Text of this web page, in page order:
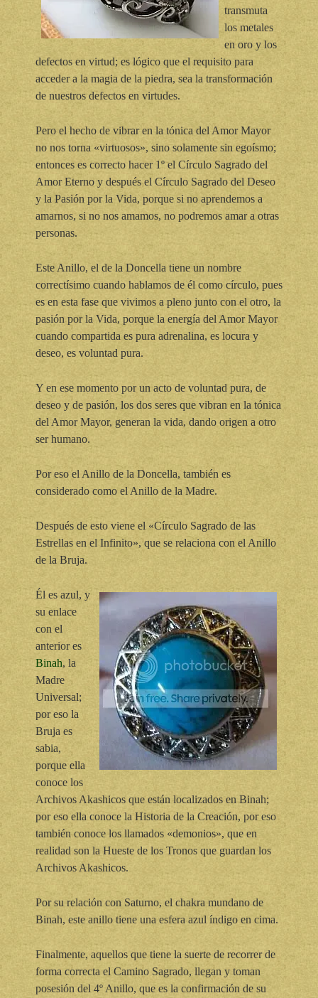
transmuta
los metales
en oro y los
defectos en virtud; es lógico que el requisito para
acceder a la magia de la piedra, sea la transformación
de nuestros defectos en virtudes.
Pero el hecho de vibrar en la tónica del Amor Mayor
no nos torna «virtuosos», sino solamente sin egoísmo;
entonces es correcto hacer 1º el Círculo Sagrado del
Amor Eterno y después el Círculo Sagrado del Deseo
y la Pasión por la Vida, porque si no aprendemos a
amarnos, si no nos amamos, no podremos amar a otras
personas.
Este Anillo, el de la Doncella tiene un nombre
correctísimo cuando hablamos de él como círculo, pues
es en esta fase que vivimos a pleno junto con el otro, la
pasión por la Vida, porque la energía del Amor Mayor
cuando compartida es pura adrenalina, es locura y
deseo, es voluntad pura.
Y en ese momento por un acto de voluntad pura, de
deseo y de pasión, los dos seres que vibran en la tónica
del Amor Mayor, generan la vida, dando origen a otro
ser humano.
Por eso el Anillo de la Doncella, también es
considerado como el Anillo de la Madre.
Después de esto viene el «Círculo Sagrado de las
Estrellas en el Infinito», que se relaciona con el Anillo
de la Bruja.
Él es azul, y
su enlace
con el
anterior es
Binah, la
Madre
Universal;
por eso la
Bruja es
sabia,
porque ella
conoce los
Archivos Akashicos que están localizados en Binah;
por eso ella conoce la Historia de la Creación, por eso
también conoce los llamados «demonios», que en
realidad son la Hueste de los Tronos que guardan los
Archivos Akashicos.
Por su relación con Saturno, el chakra mundano de
Binah, este anillo tiene una esfera azul índigo en cima.
Finalmente, aquellos que tiene la suerte de recorrer de
forma correcta el Camino Sagrado, llegan y toman
posesión del 4º Anillo, que es la confirmación de su